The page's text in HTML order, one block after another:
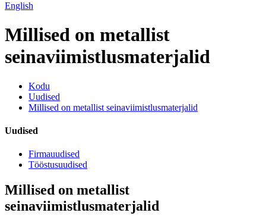
English
Millised on metallist
seinaviimistlusmaterjalid
Kodu
Uudised
Millised on metallist seinaviimistlusmaterjalid
Uudised
Firmauudised
Tööstusuudised
Millised on metallist
seinaviimistlusmaterjalid